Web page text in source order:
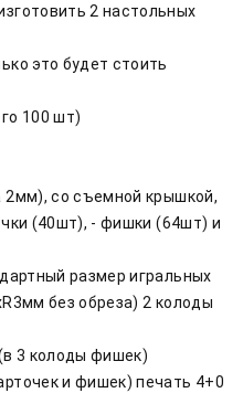
2 настольных
это будет стоить
100 шт)
2мм), со съемной крышкой,
(40шт), - фишки (64шт) и
размер игральных
без обреза) 2 колоды
3 колоды фишек)
и фишек) печать 4+0